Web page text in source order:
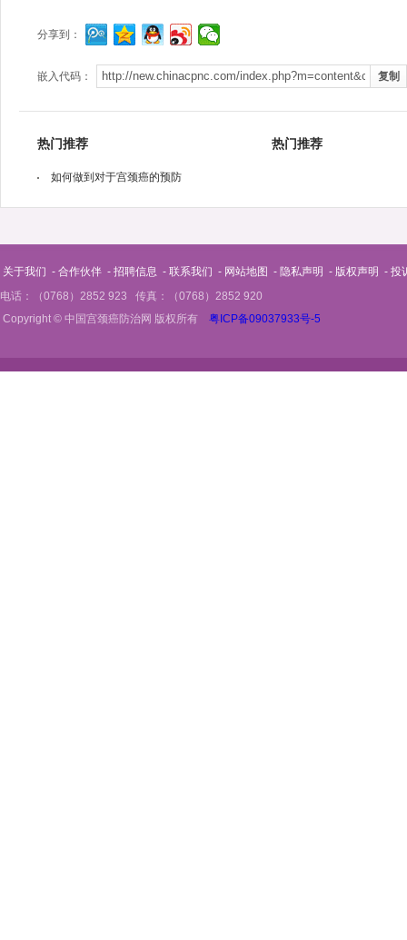
分享到：
嵌入代码：
热门推荐
如何做到对于宫颈癌的预防
热门推荐
关于我们 - 合作伙伴 - 招聘信息 - 联系我们 - 网站地图 - 隐私声明 - 版权声明 - 投
电话：（0768）2852 923 传真：（0768）2852 920
Copyright © 中国宫颈癌防治网 版权所有 粤ICP备09037933号-5